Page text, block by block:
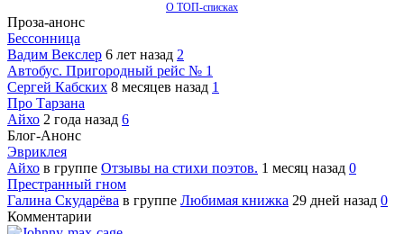
О ТОП-списках
Проза-анонс
Бессонница
Вадим Векслер 6 лет назад 2
Автобус. Пригородный рейс № 1
Сергей Кабских 8 месяцев назад 1
Про Тарзана
Айхо 2 года назад 6
Блог-Анонс
Эвриклея
Айхо в группе Отзывы на стихи поэтов. 1 месяц назад 0
Престранный гном
Галина Скударёва в группе Любимая книжка 29 дней назад 0
Комментарии